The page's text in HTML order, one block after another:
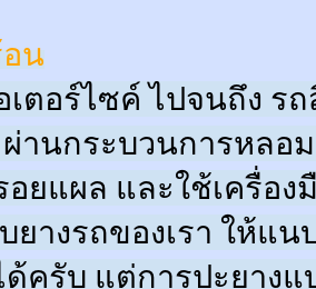
น
ตอร์ไซค์ ไปจนถึง ร
านกระบวนการหลอ
ยแผล และใช้เครื่อง
ยางรถของเรา ให้แ
ด้ครับ แต่การปะยาง